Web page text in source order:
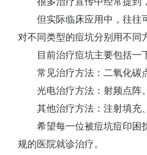
但实际临床应用中，往往可
对不同类型的痘坑分别用不同
目前治疗痘坑主要包括一
常见治疗方法：二氧化碳点
光电治疗方法：射频点阵。
其他治疗方法：注射填充
希望每一位被痘坑痘印困扰
规的医院就诊治疗。